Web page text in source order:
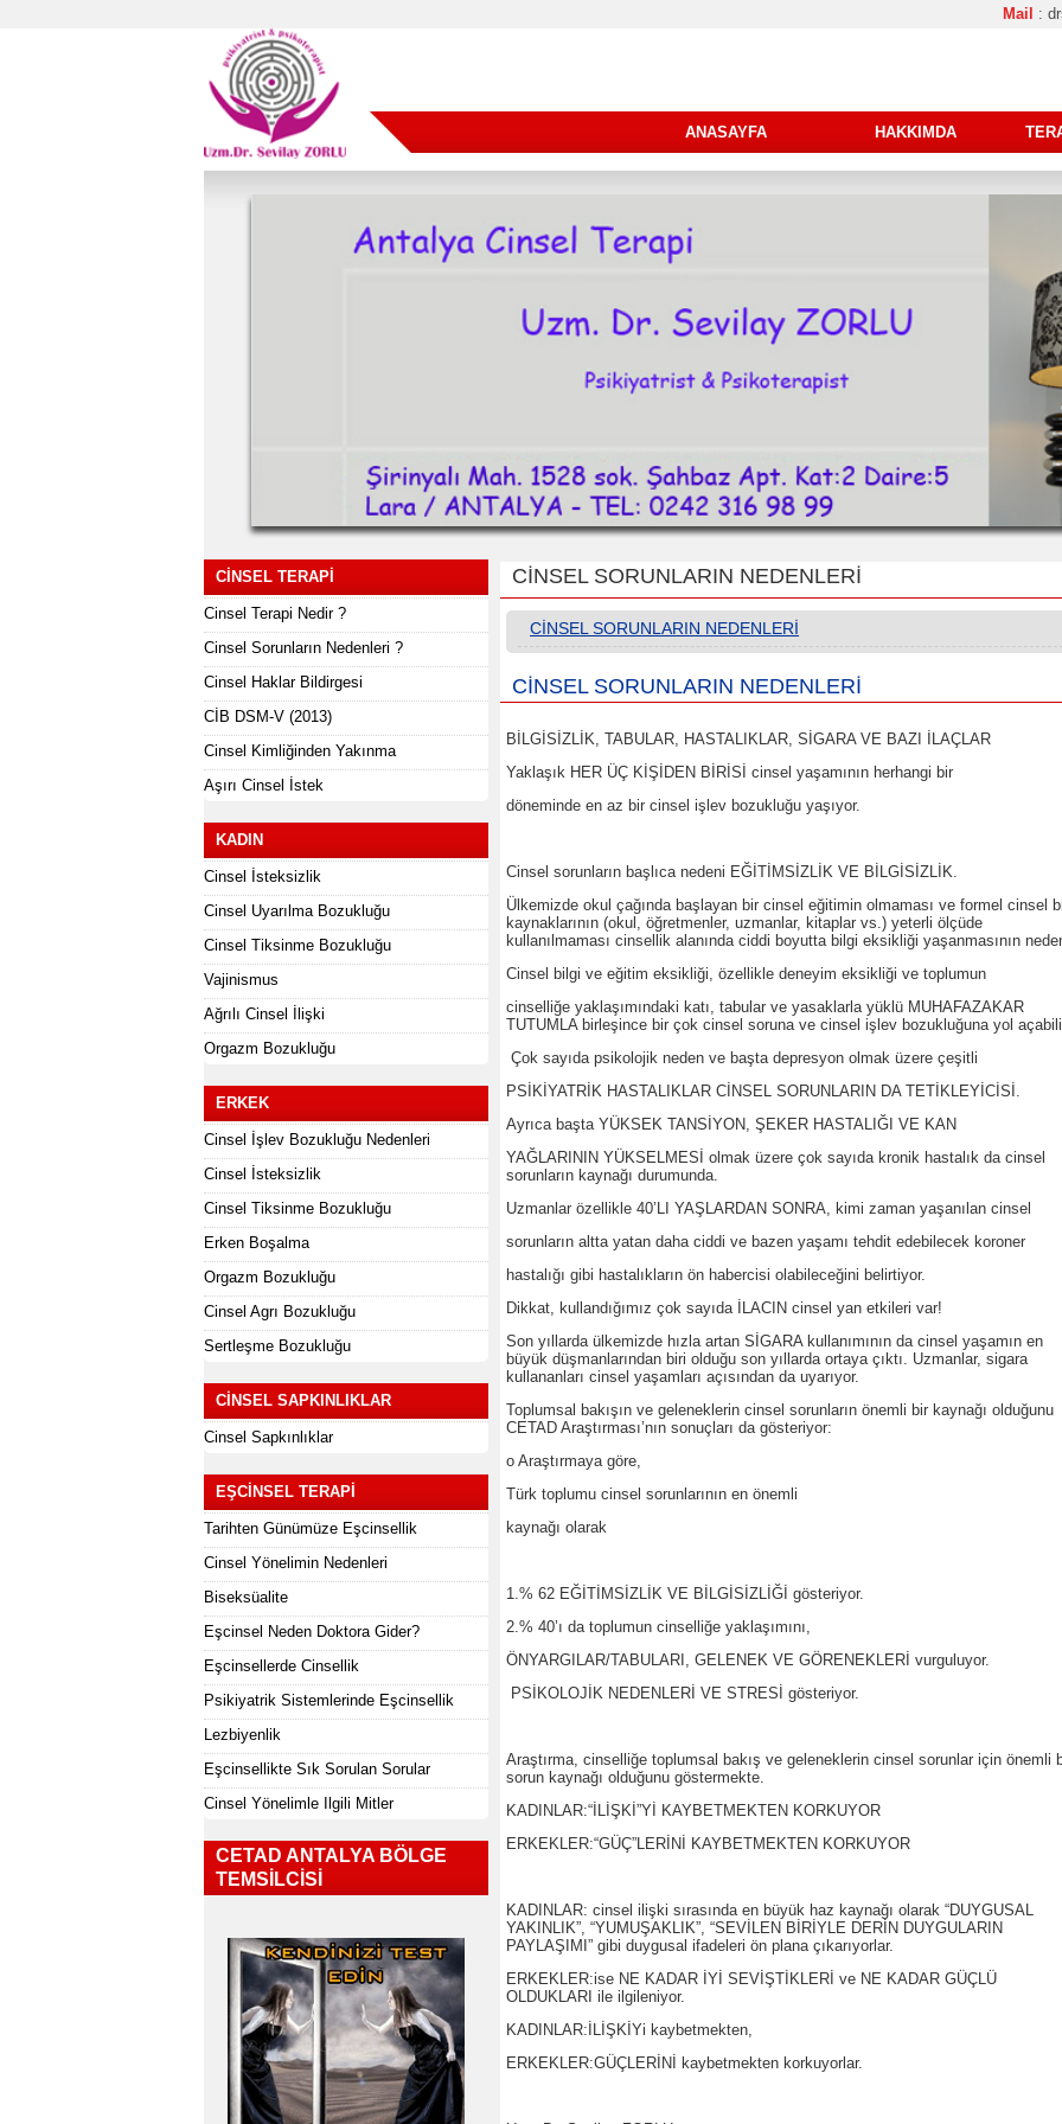
Mail :
ANASAYFA HAKKIMDA
CINSEL TERAPI
Cinsel Terapi Nedir ?
Cinsel Sorunların Nedenleri ?
Cinsel Haklar Bildirgesi
CİB DSM-V (2013)
Cinsel Kimliğinden Yakınma
Aşırı Cinsel İstek
KADIN
Cinsel İsteksizlik
Cinsel Uyarılma Bozukluğu
Cinsel Tiksinme Bozukluğu
Vajinismus
Ağrılı Cinsel İlişki
Orgazm Bozukluğu
ERKEK
Cinsel İşlev Bozukluğu Nedenleri
Cinsel İsteksizlik
Cinsel Tiksinme Bozukluğu
Erken Boşalma
Orgazm Bozukluğu
Cinsel Agrı Bozukluğu
Sertleşme Bozukluğu
CINSEL SAPKINLIKLAR
Cinsel Sapkınlıklar
EŞCINSEL TERAPI
Tarihten Günümüze Eşcinsellik
Cinsel Yönelimin Nedenleri
Biseksüalite
Eşcinsel Neden Doktora Gider?
Eşcinsellerde Cinsellik
Psikiyatrik Sistemlerinde Eşcinsellik
Lezbiyenlik
Eşcinsellikte Sık Sorulan Sorular
Cinsel Yönelimle Ilgili Mitler
CETAD ANTALYA BÖLGE
TEMSILCISI
CİNSEL SORUNLARIN NEDENLERİ
CİNSEL SORUNLARIN NEDENLERİ
CİNSEL SORUNLARIN NEDENLERİ
BİLGİSİZLİK, TABULAR, HASTALIKLAR, SİGARA VE BAZI İLAÇLAR
Yaklaşık HER ÜÇ KİŞİDEN BİRİSİ cinsel yaşamının herhangi bir
döneminde en az bir cinsel işlev bozukluğu yaşıyor.
Cinsel sorunların başlıca nedeni EĞİTİMSİZLİK VE BİLGİSİZLİK.
Ülkemizde okul çağında başlayan bir cinsel eğitimin olmaması ve formel cinsel
kaynaklarının (okul, öğretmenler, uzmanlar, kitaplar vs.) yeterli ölçüde
kullanılmaması cinsellik alanında ciddi boyutta bilgi eksikliği yaşanmasının
Cinsel bilgi ve eğitim eksikliği, özellikle deneyim eksikliği ve toplumun
cinselliğe yaklaşımındaki katı, tabular ve yasaklarla yüklü MUHAFAZAKAR
TUTUMLA birleşince bir çok cinsel soruna ve cinsel işlev bozukluğuna yol
Çok sayıda psikolojik neden ve başta depresyon olmak üzere çeşitli
PSİKİYATRİK HASTALIKLAR CİNSEL SORUNLARIN DA TETİKLEYİCİSİ.
Ayrıca başta YÜKSEK TANSİYON, ŞEKER HASTALIĞI VE KAN
YAĞLARININ YÜKSELMESİ olmak üzere çok sayıda kronik hastalık da cinsel
sorunların kaynağı durumunda.
Uzmanlar özellikle 40’LI YAŞLARDAN SONRA, kimi zaman yaşanılan cinsel
sorunların altta yatan daha ciddi ve bazen yaşamı tehdit edebilecek koroner
hastalığı gibi hastalıkların ön habercisi olabileceğini belirtiyor.
Dikkat, kullandığımız çok sayıda İLACIN cinsel yan etkileri var!
Son yıllarda ülkemizde hızla artan SİGARA kullanımının da cinsel yaşamın en
büyük düşmanlarından biri olduğu son yıllarda ortaya çıktı. Uzmanlar, sigara
kullananları cinsel yaşamları açısından da uyarıyor.
Toplumsal bakışın ve geleneklerin cinsel sorunların önemli bir kaynağı olduğunu
CETAD Araştırması’nın sonuçları da gösteriyor:
o Araştırmaya göre,
Türk toplumu cinsel sorunlarının en önemli
kaynağı olarak
1.% 62 EĞİTİMSİZLİK VE BİLGİSİZLİĞİ gösteriyor.
2.% 40’ı da toplumun cinselliğe yaklaşımını,
ÖNYARGILAR/TABULARI, GELENEK VE GÖRENEKLERİ vurguluyor.
PSİKOLOJİK NEDENLERİ VE STRESİ gösteriyor.
Araştırma, cinselliğe toplumsal bakış ve geleneklerin cinsel sorunlar için önemli
sorun kaynağı olduğunu göstermekte.
KADINLAR:“İLİŞKİ”Yİ KAYBETMEKTEN KORKUYOR
ERKEKLER:“GÜÇ”LERİNİ KAYBETMEKTEN KORKUYOR
KADINLAR: cinsel ilişki sırasında en büyük haz kaynağı olarak “DUYGUSAL
YAKINLIK”, “YUMUŞAKLIK”, “SEVİLEN BİRİYLE DERİN DUYGULARIN
PAYLAŞIMI” gibi duygusal ifadeleri ön plana çıkarıyorlar.
ERKEKLER:ise NE KADAR İYİ SEVİŞTİKLERİ ve NE KADAR GÜÇLÜ
OLDUKLARI ile ilgileniyor.
KADINLAR:İLİŞKİYi kaybetmekten,
ERKEKLER:GÜÇLERİNİ kaybetmekten korkuyorlar.